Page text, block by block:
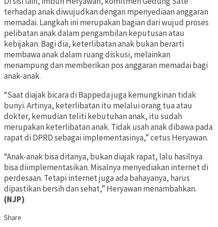
terhadap anak diwujudkan dengan mpenyediaan anggaran
memadai. Langkah ini merupakan bagian dari wujud proses
pelibatan anak dalam pengambilan keputusan atau
kebijakan. Bagi dia, keterlibatan anak bukan berarti
membawa anak dalam ruang diskusi, melainkan
menampung dan memberikan pos anggaran memadai bagi
anak-anak.
“Saat diajak bicara di Bappeda juga kemungkinan tidak
bunyi. Artinya, keterlibatan itu melalui orang tua atau
dokter, kemudian teliti kebutuhan anak, itu sudah
merupakan keterlibatan anak. Tidak usah anak dibawa pada
rapat di DPRD sebagai implementasinya,” cetus Heryawan.
“Anak-anak bisa ditanya, bukan diajak rapat, lalu hasilnya
bisa diimplementasikan. Misalnya menyediakan internet di
perdesaan. Tetapi internet juga ada bahayanya, harus
dipastikan bersih dan sehat,” Heryawan menambahkan.
(NJP)
Share